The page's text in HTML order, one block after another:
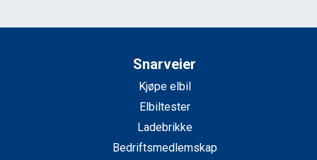
Snarveier
Kjøpe elbil
Elbiltester
Ladebrikke
Bedriftsmedlemskap